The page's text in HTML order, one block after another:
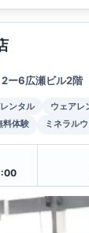
ー6広瀬ビル2階
ンタル ウェアレ
料体験 ミネラル